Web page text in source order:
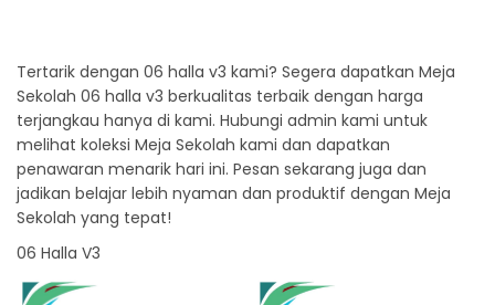
Tertarik dengan 06 halla v3 kami? Segera dapatkan Meja
Sekolah 06 halla v3 berkualitas terbaik dengan harga
terjangkau hanya di kami. Hubungi admin kami untuk
melihat koleksi Meja Sekolah kami dan dapatkan
penawaran menarik hari ini. Pesan sekarang juga dan
jadikan belajar lebih nyaman dan produktif dengan Meja
Sekolah yang tepat!
06 Halla V3